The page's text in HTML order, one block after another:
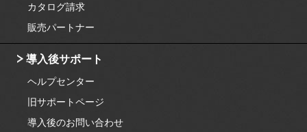
カタログ請求
販売パートナー
導入後サポート
ヘルプセンター
旧サポートページ
導入後のお問い合わせ